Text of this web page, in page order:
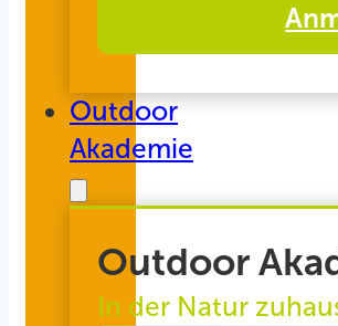
Outdoor
Akademie
Outdoor
In der Natur